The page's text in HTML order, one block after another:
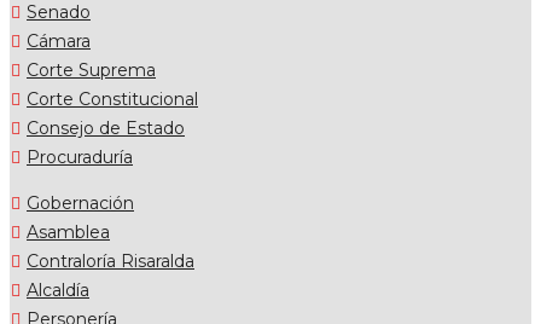
Senado
Cámara
Corte Suprema
Corte Constitucional
Consejo de Estado
Procuraduría
Gobernación
Asamblea
Contraloría Risaralda
Alcaldía
Personería